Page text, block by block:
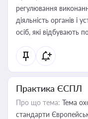
регулювання
діяльність органів і
осіб, які відбувають
Практика ЄСПЛ
Про що тема: Тема
стандарти